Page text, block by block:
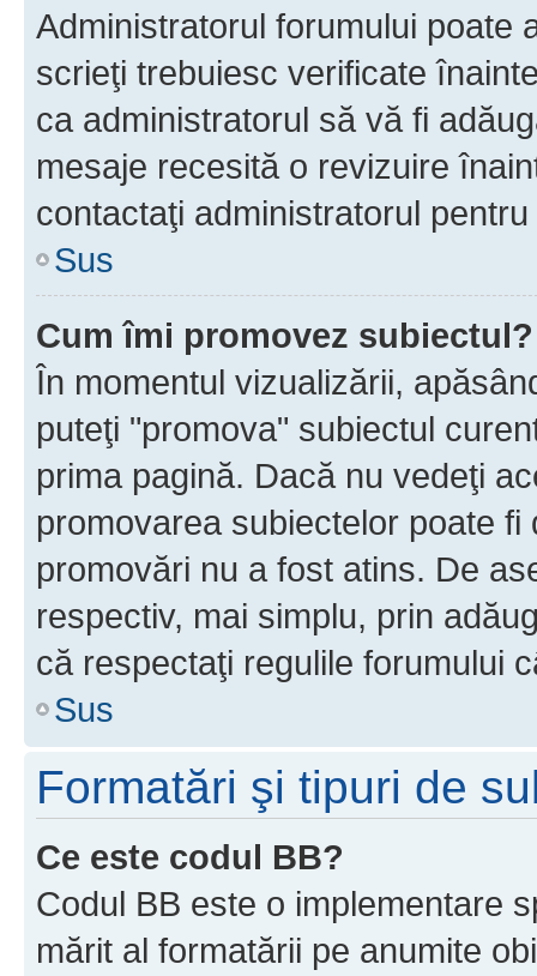
Administratorul forumului poate
scrieţi trebuiesc verificate
ca administratorul să vă fi
mesaje recesită o revizuire
contactaţi administratorul
Sus
Cum îmi promovez subiectul?
În momentul vizualizării,
puteţi "promova" subiectul
prima pagină. Dacă nu vedeţi
promovarea subiectelor poate
promovări nu a fost atins. De
respectiv, mai simplu, prin
că respectaţi regulile forumului
Sus
Formatări şi tipuri de
Ce este codul BB?
Codul BB este o implementare
mărit al formatării pe anumite